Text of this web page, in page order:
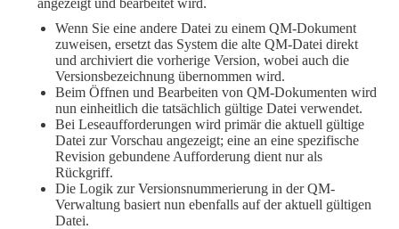
angezeigt und bearbeitet wird.
Wenn Sie eine andere Datei zu einem QM-Dokument
zuweisen, ersetzt das System die alte QM-Datei direkt
und archiviert die vorherige Version, wobei auch die
Versionsbezeichnung übernommen wird.
Beim Öffnen und Bearbeiten von QM-Dokumenten wird
nun einheitlich die tatsächlich gültige Datei verwendet.
Bei Leseaufforderungen wird primär die aktuell gültige
Datei zur Vorschau angezeigt; eine an eine spezifische
Revision gebundene Aufforderung dient nur als
Rückgriff.
Die Logik zur Versionsnummerierung in der QM-
Verwaltung basiert nun ebenfalls auf der aktuell gültigen
Datei.